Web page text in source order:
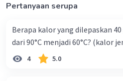
Pertanyaan serupa
Berapa kalor yang dilepaskan
dari 90°C menjadi 60°C? (kalor
4 5.0